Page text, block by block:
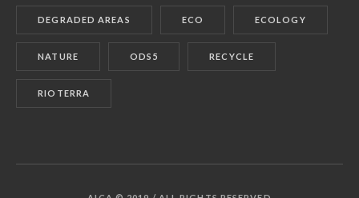
DEGRADED AREAS ECO ECOLOGY
NATURE ODS5 RECYCLE
RIOTERRA